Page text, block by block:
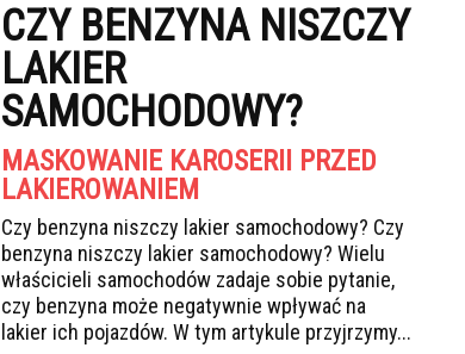
CZY BENZYNA NISZCZY
LAKIER
SAMOCHODOWY?
MASKOWANIE KAROSERII PRZED
LAKIEROWANIEM
Czy benzyna niszczy lakier samochodowy? Czy
benzyna niszczy lakier samochodowy? Wielu
właścicieli samochodów zadaje sobie pytanie,
czy benzyna może negatywnie wpływać na
lakier ich pojazdów. W tym artykule przyjrzymy...